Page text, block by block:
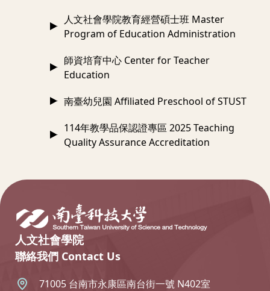
人文社會學院教育經營碩士班 Master
Program of Education Administration
師資培育中心 Center for Teacher
Education
南臺幼兒園 Affiliated Preschool of STUST
114年教學品保認證專區 2025 Teaching
Quality Assurance Accreditation
人文社會學院
聯絡我們 Contact Us
71005 台南市永康區南台街一號 N402室